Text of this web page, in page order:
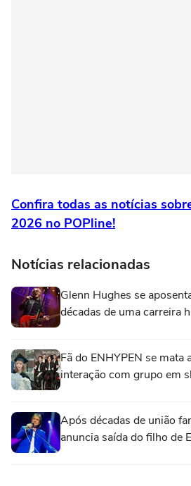
Confira todas as notícias
2026 no POPline!
Notícias relacionadas
Glenn Hughes se
décadas de uma carreira
Fã do ENHYPEN se mata
interação com grupo em
Após décadas de união
anuncia saída do filho de